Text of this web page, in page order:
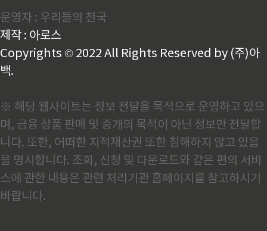
운영자 : 우리들의 천국
제작 : 아로스
Copyrights © 2022 All Rights Reserved by (주)아
백.
※ 해당 웹사이트는 정보 전달을 목적으로 운영하고 있으
며, 금융 상품 판매 및 중개의 목적이 아닌 정보만 전달합
니다. 또한, 어떠한 지적재산권 또한 침해하지 않고 있음
을 명시합니다. 조회, 신청 및 다운로드와 같은 편의 서비
스에 관한 내용은 관련 처리기관 홈페이지를 참고하시기
바랍니다.